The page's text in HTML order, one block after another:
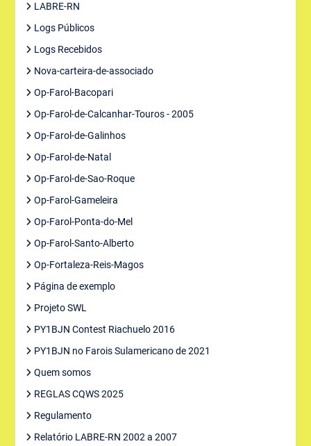
LABRE-RN
Logs Públicos
Logs Recebidos
Nova-carteira-de-associado
Op-Farol-Bacopari
Op-Farol-de-Calcanhar-Touros - 2005
Op-Farol-de-Galinhos
Op-Farol-de-Natal
Op-Farol-de-Sao-Roque
Op-Farol-Gameleira
Op-Farol-Ponta-do-Mel
Op-Farol-Santo-Alberto
Op-Fortaleza-Reis-Magos
Página de exemplo
Projeto SWL
PY1BJN Contest Riachuelo 2016
PY1BJN no Farois Sulamericano de 2021
Quem somos
REGLAS CQWS 2025
Regulamento
Relatório LABRE-RN 2002 a 2007